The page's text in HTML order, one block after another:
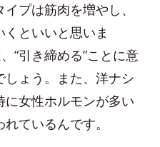
プは筋肉を増やし、
といいと思いま
“引き締める”ことに意
ょう。また、洋ナシ
女性ホルモンが多い
ているんです。